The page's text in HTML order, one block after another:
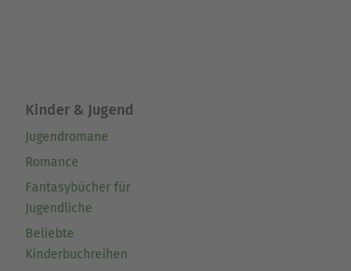
Kinder & Jugend
Jugendromane
Romance
Fantasybücher für
Jugendliche
Beliebte
Kinderbuchreihen